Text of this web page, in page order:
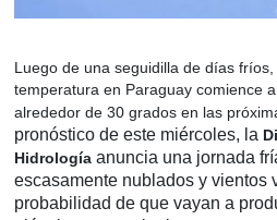
Luego de una seguidilla de días
temperatura en Paraguay comience
alrededor de 30 grados en las
pronóstico de este miércoles, la
Hidrología anuncia una jornada
escasamente nublados y vientos
probabilidad de que vayan a